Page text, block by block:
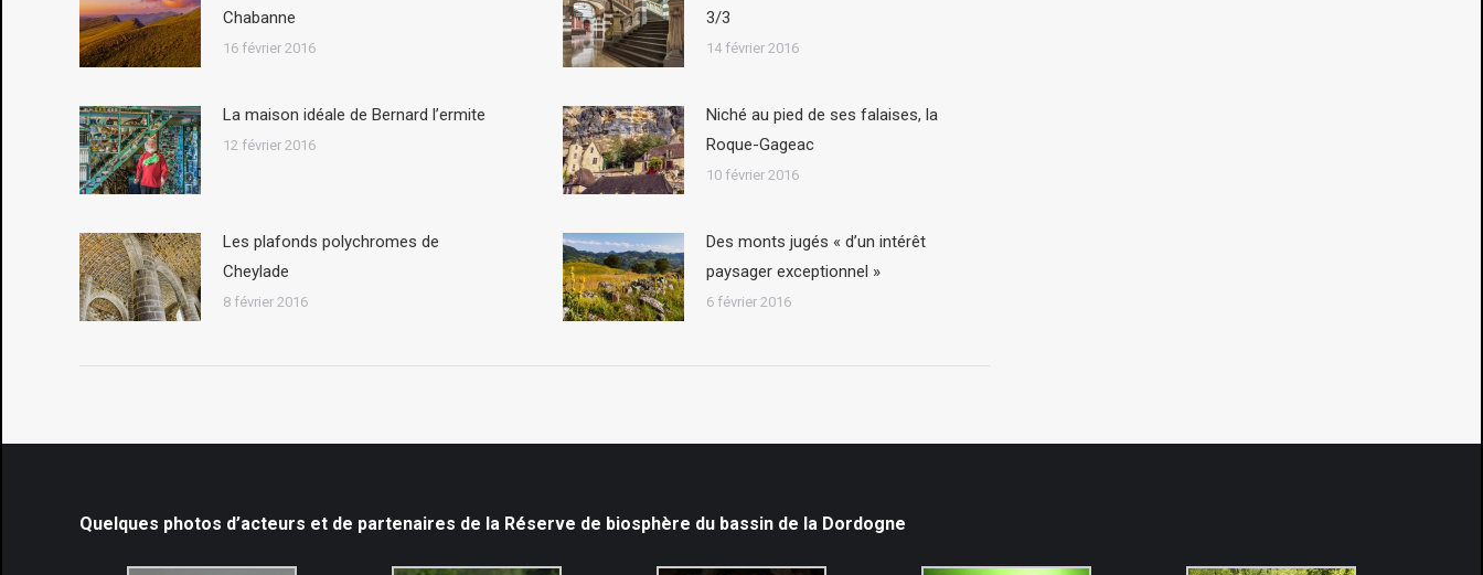
Chabanne
16 février 2016
3/3
14 février 2016
La maison idéale de Bernard l’ermite
12 février 2016
Niché au pied de ses falaises, la
Roque-Gageac
10 février 2016
Les plafonds polychromes de
Cheylade
8 février 2016
Des monts jugés « d’un intérêt
paysager exceptionnel »
6 février 2016
Quelques photos d’acteurs et de partenaires de la Réserve de biosphère du bassin de la Dordogne